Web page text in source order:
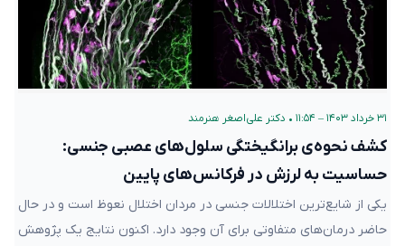
۳۱ خرداد ۱۴۰۳ – ۱۱:۵۴ • دکتر علی‌اصغر هنرمند
کشف نحوه‌ی برانگیختگی سلول‌های عصبی جنسی:
حساسیت به لرزش در فرکانس‌های پایین
یکی از شایع‌ترین اختلالات جنسی در مردان اختلال نعوظ است و در حال
حاضر درمان‌های متفاوتی برای آن وجود دارد. اکنون نتایج یک پژوهش